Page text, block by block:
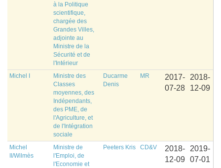
à la Politique
scientifique,
chargée des
Grandes Villes,
adjointe au
Ministre de la
Sécurité et de
l'Intérieur
Michel I
Ministre des
Classes
moyennes, des
Indépendants,
des PME, de
l'Agriculture, et
de l'Intégration
sociale
Ducarme
Denis
MR
2017-
07-28
2018-
12-09
Michel
II/Wilmès
Ministre de
l'Emploi, de
l'Economie et
Peeters Kris CD&V
2018-
12-09
2019-
07-01